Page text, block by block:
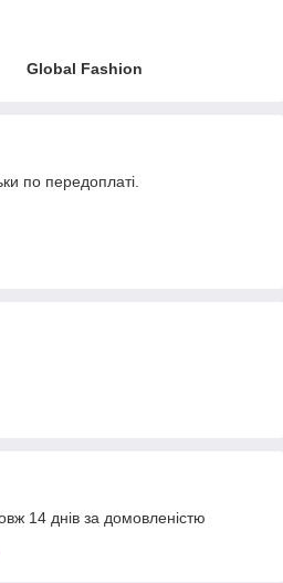
Global Fashion
по передоплаті.
14 днів за домовленістю